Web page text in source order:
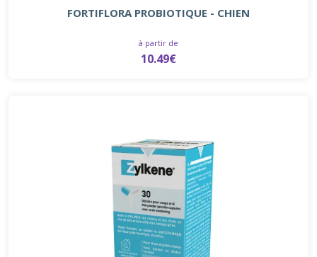
FORTIFLORA PROBIOTIQUE - CHIEN
à partir de
10.49€